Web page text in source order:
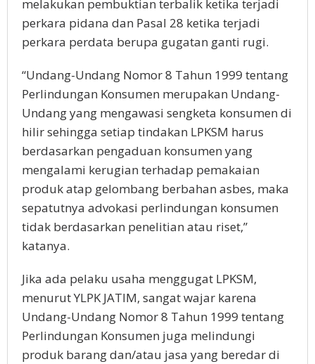
melakukan pembuktian terbalik ketika terjadi
perkara pidana dan Pasal 28 ketika terjadi
perkara perdata berupa gugatan ganti rugi.
“Undang-Undang Nomor 8 Tahun 1999 tentang
Perlindungan Konsumen merupakan Undang-
Undang yang mengawasi sengketa konsumen di
hilir sehingga setiap tindakan LPKSM harus
berdasarkan pengaduan konsumen yang
mengalami kerugian terhadap pemakaian
produk atap gelombang berbahan asbes, maka
sepatutnya advokasi perlindungan konsumen
tidak berdasarkan penelitian atau riset,”
katanya.
Jika ada pelaku usaha menggugat LPKSM,
menurut YLPK JATIM, sangat wajar karena
Undang-Undang Nomor 8 Tahun 1999 tentang
Perlindungan Konsumen juga melindungi
produk barang dan/atau jasa yang beredar di